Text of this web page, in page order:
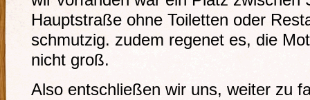
Hauptstraße ohne Toiletten oder
schmutzig. zudem regenet es, die
nicht groß.
Also entschließen wir uns, weiter zu